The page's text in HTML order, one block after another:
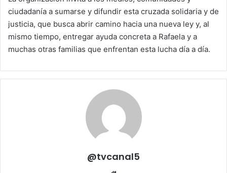
ciudadanía a sumarse y difundir esta cruzada solidaria y de
justicia, que busca abrir camino hacia una nueva ley y, al
mismo tiempo, entregar ayuda concreta a Rafaela y a
muchas otras familias que enfrentan esta lucha día a día.
@tvcanal5